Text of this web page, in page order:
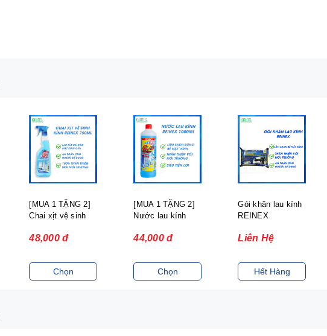
[MUA 1 TẶNG 2]
Chai xịt vệ sinh
ml
48,000 đ
Chọn
[MUA 1 TẶNG 2]
Nước lau kính
44,000 đ
Chọn
Gói khăn lau kính
REINEX
Liên Hệ
Hết Hàng